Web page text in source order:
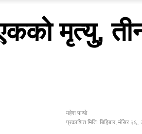
मृत्यु,
महेश पाण्डे
प्रकाशित मिति:बिहिबार, मंसिर